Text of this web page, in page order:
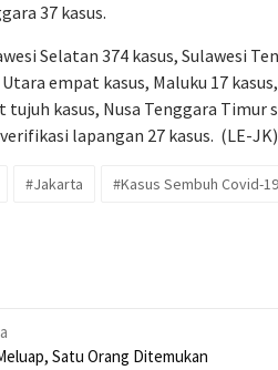
37 kasus.
Selatan 374 kasus, Sulawesi
empat kasus, Maluku 17
tujuh kasus, Nusa Tenggara Timur
lapangan 27 kasus. (LE-JK)
#Jakarta #Kasus Sembuh Covid-19
Satu Orang Ditemukan